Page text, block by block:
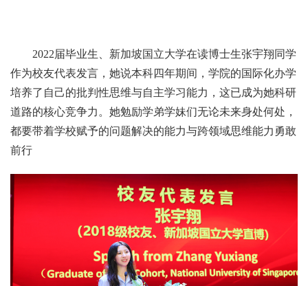
2022届毕业生、新加坡国立大学在读博士生张宇翔同学
作为校友代表发言，她说本科四年期间，学院的国际化办学
培养了自己的批判性思维与自主学习能力，这已成为她科研
道路的核心竞争力。她勉励学弟学妹们无论未来身处何处，
都要带着学校赋予的问题解决的能力与跨领域思维能力勇敢
前行